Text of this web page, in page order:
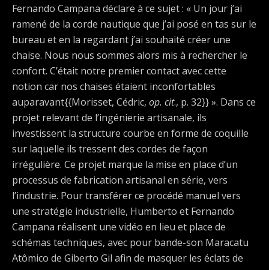
Fernando Campana déclare à ce sujet : « Un jour j’ai
ramené de la corde nautique que j’ai posé en tas sur le
bureau et en la regardant j’ai souhaité créer une
chaise. Nous nous sommes alors mis à rechercher le
confort. C’était notre premier contact avec cette
notion car nos chaises étaient inconfortables
auparavant{{Morisset, Cédric, op. cit., p. 32}} ». Dans ce
projet relevant de l’ingénierie artisanale, ils
investissent la structure courbe en forme de coquille
sur laquelle ils tressent des cordes de façon
irrégulière. Ce projet marque la mise en place d’un
processus de fabrication artisanal en série, vers
l’industrie. Pour transférer ce procédé manuel vers
une stratégie industrielle, Humberto et Fernando
Campana réalisent une vidéo en lieu et place de
schémas techniques, avec pour bande-son Maracatu
Atômico de Giberto Gil afin de masquer les éclats de